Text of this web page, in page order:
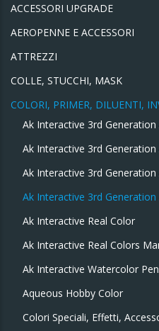
ACCESSORI UPGRADE
AEROPENNE E ACCESSORI
ATTREZZI
COLLE, STUCCHI, MASK
COLORI, PRIMER, DILUENTI,
Ak Interactive 3rd Generation
Ak Interactive 3rd Generation
Ak Interactive 3rd Generation
Ak Interactive 3rd Generation
Ak Interactive Real Color
Ak Interactive Real Colors
Ak Interactive Watercolor
Aqueous Hobby Color
Colori Speciali, Effetti,